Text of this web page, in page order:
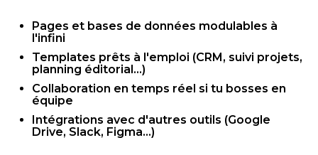
Pages et bases de données modulables à
l'infini
Templates prêts à l'emploi (CRM, suivi projets,
planning éditorial...)
Collaboration en temps réel si tu bosses en
équipe
Intégrations avec d'autres outils (Google
Drive, Slack, Figma...)